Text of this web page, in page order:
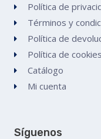
Política de
Términos y
Política de
Política de cookies
Catálogo
Mi cuenta
Síguenos